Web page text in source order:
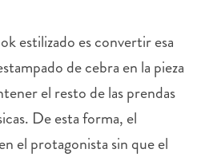
estilizado es convertir esa
de cebra en la pieza
el resto de las prendas
De esta forma, el
el protagonista sin que el